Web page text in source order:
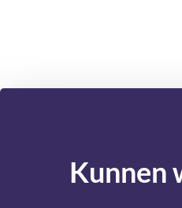
Kunnen